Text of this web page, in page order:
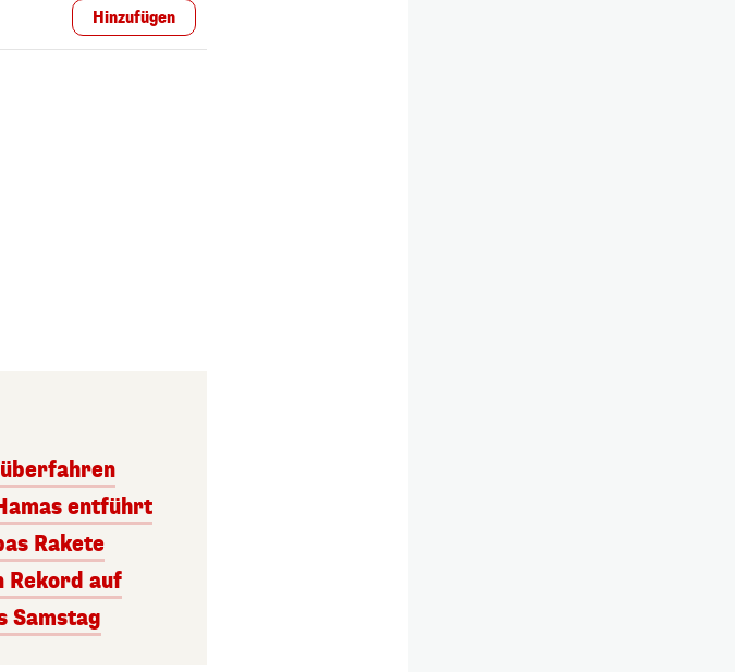
Hinzufügen
entführt
Rakete
Rekord auf
Samstag